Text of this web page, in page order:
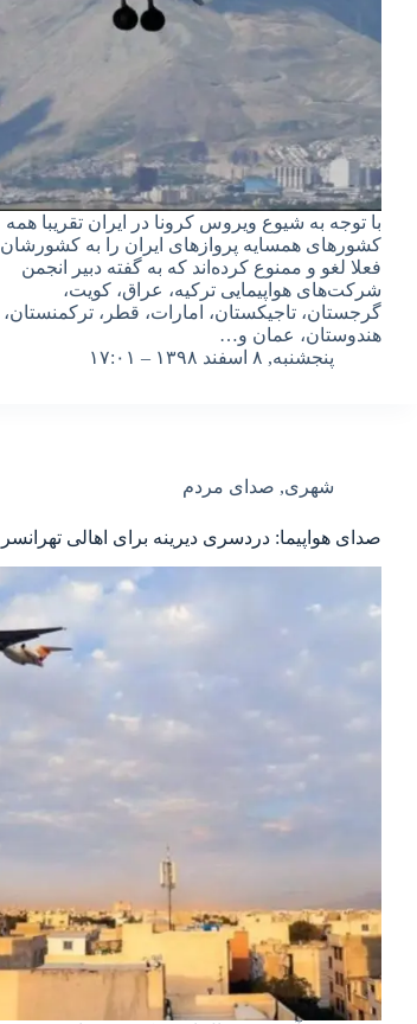
با توجه به شیوع ویروس کرونا در ایران تقریبا همه
کشورهای همسایه پروازهای ایران را به کشورشان
فعلا لغو و ممنوع کرده‌اند که به گفته دبیر انجمن
شرکت‌های هواپیمایی ترکیه، عراق، کویت،
گرجستان، تاجیکستان، امارات، قطر، ترکمنستان،
هندوستان، عمان و…
پنجشنبه, ۸ اسفند ۱۳۹۸ – ۱۷:۰۱
شهری, صدای مردم
صدای هواپیما: دردسری دیرینه برای اهالی تهرانسر